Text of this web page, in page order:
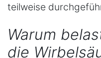
teilweise
Warum
die